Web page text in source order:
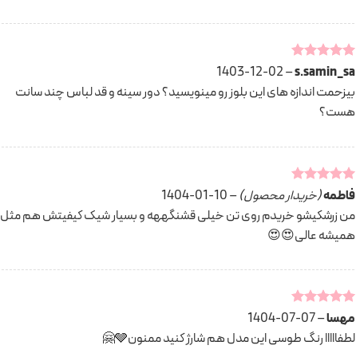
امتیاز5از
s.samin_sa
–
1403-12-02
بیزحمت اندازه های این بلوز رو مینویسید؟ دور سینه و قد لباس چند سانت
هست؟
امتیاز 5از
فاطمه(خریدار محصول)–
1404-01-10
من زرشکیشو خریدم روی تن خیلی قشنگههه و بسیار شیک کیفیتش هم مثل
همیشه عالی😍😍
امتیاز 5از
مهسا–
1404-07-07
لطفااااا رنگ طوسی این مدل هم شارژ کنید ممنون🩶🤗